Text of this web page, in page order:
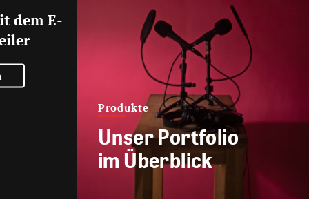
dem E-
Produkte
Unser Portfolio
im Überblick